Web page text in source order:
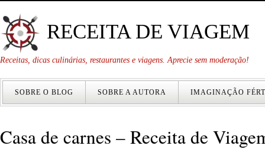
RECEITA DE VIAGEM
Receitas, dicas culinárias, restaurantes e viagens. Aprecie sem moderação!
SOBRE O BLOG SOBRE A AUTORA IMAGINAÇÃO
Casa de carnes – Receita de